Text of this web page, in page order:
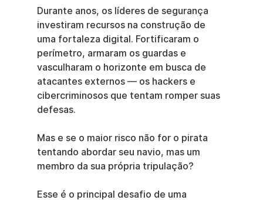
Durante anos, os líderes de segurança
investiram recursos na construção de
uma fortaleza digital. Fortificaram o
perímetro, armaram os guardas e
vasculharam o horizonte em busca de
atacantes externos — os hackers e
cibercriminosos que tentam romper suas
defesas.
Mas e se o maior risco não for o pirata
tentando abordar seu navio, mas um
membro da sua própria tripulação?
Esse é o principal desafio de uma